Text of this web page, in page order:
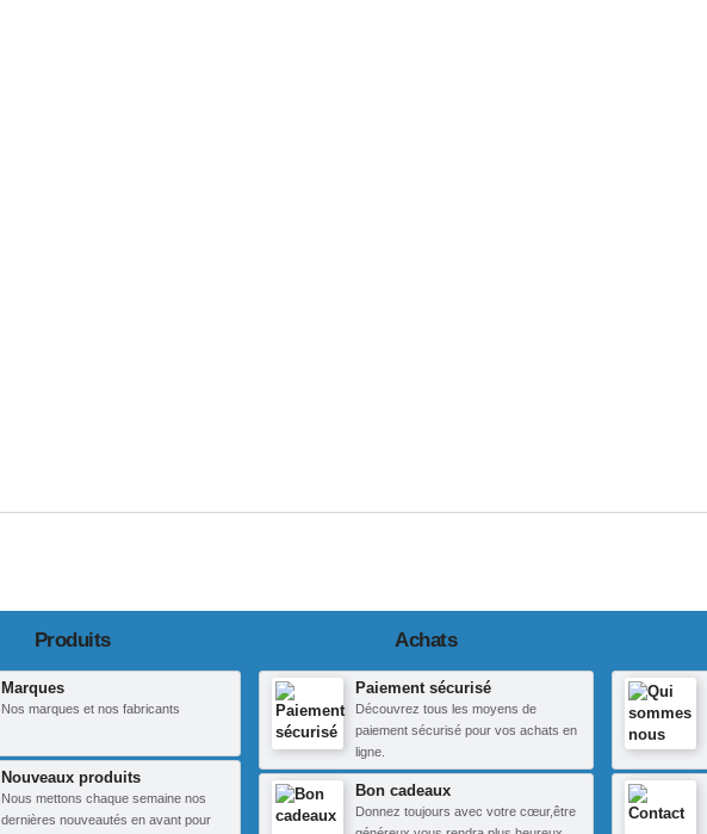
Produits
Marques
Nos marques et nos fabricants
Nouveaux produits
Nous mettons chaque semaine nos
dernières nouveautés en avant pour
Achats
Paiement sécurisé
Découvrez tous les moyens de
paiement sécurisé pour vos achats en
ligne.
Bon cadeaux
Donnez toujours avec votre cœur,être